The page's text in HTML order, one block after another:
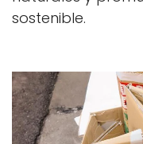
sostenible.